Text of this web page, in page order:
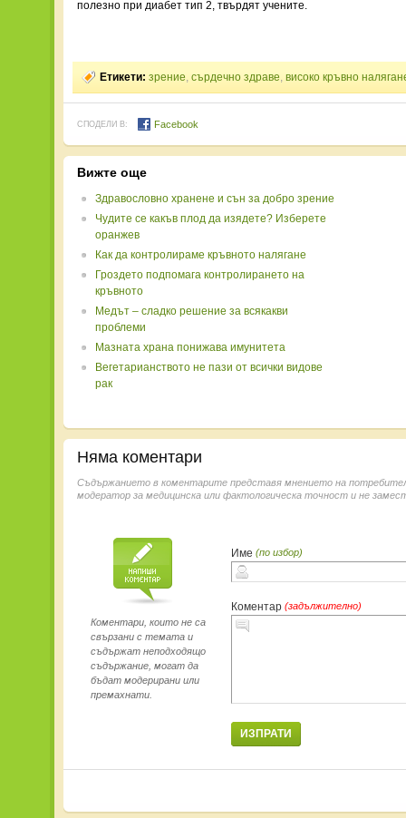
полезно при диабет тип 2, твърдят учените.
Етикети: зрение, сърдечно здраве, високо кръвно
СПОДЕЛИ В: Facebook
Вижте още
Здравословно хранене и сън за добро зрение
Чудите се какъв плод да изядете? Изберете
оранжев
Как да контролираме кръвното налягане
Гроздето подпомага контролирането на
кръвното
Медът – сладко решение за всякакви
проблеми
Мазната храна понижава имунитета
Вегетарианството не пази от всички видове
рак
Няма коментари
Съдържанието в коментарите представя мнението на
модератор за медицинска или фактологическа точност и не
Име (по избор)
Коментар (задължително)
ИЗПРАТИ
Коментари, които не са
свързани с темата и
съдържат неподходящо
съдържание, могат да
бъдат модерирани или
премахнати.